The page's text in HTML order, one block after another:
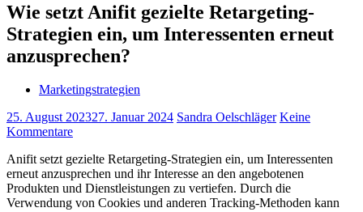
Wie setzt Anifit gezielte Retargeting-
Strategien ein, um Interessenten erneut
anzusprechen?
Marketingstrategien
25. August 202327. Januar 2024 Sandra Oelschläger Keine
Kommentare
Anifit setzt gezielte Retargeting-Strategien ein, um Interessenten
erneut anzusprechen und ihr Interesse an den angebotenen
Produkten und Dienstleistungen zu vertiefen. Durch die
Verwendung von Cookies und anderen Tracking-Methoden kann